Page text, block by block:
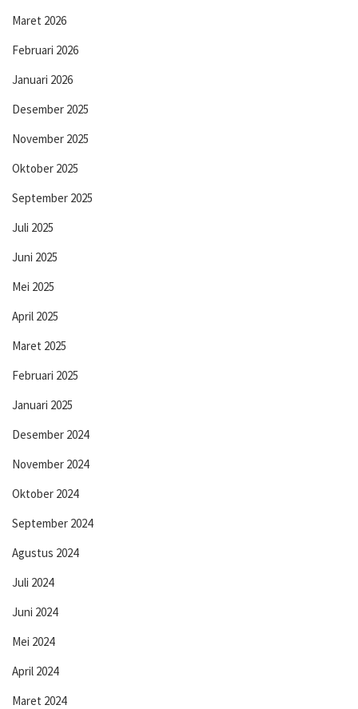
Maret 2026
Februari 2026
Januari 2026
Desember 2025
November 2025
Oktober 2025
September 2025
Juli 2025
Juni 2025
Mei 2025
April 2025
Maret 2025
Februari 2025
Januari 2025
Desember 2024
November 2024
Oktober 2024
September 2024
Agustus 2024
Juli 2024
Juni 2024
Mei 2024
April 2024
Maret 2024